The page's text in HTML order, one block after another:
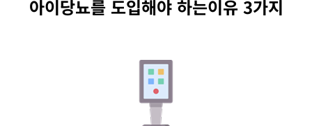
아이당뇨를 도입해야 하는이유 3가지